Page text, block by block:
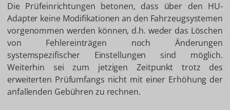
Die Prüfeinrichtungen betonen, dass über den HU-
Adapter keine Modifikationen an den Fahrzeugsystemen
vorgenommen werden können, d.h. weder das Löschen
von Fehlereinträgen noch Änderungen
systemspezifischer Einstellungen sind möglich.
Weiterhin sei zum jetzigen Zeitpunkt trotz des
erweiterten Prüfumfangs nicht mit einer Erhöhung der
anfallenden Gebühren zu rechnen.